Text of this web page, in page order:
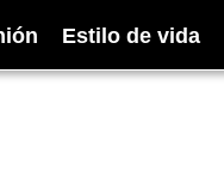
Estilo de vida